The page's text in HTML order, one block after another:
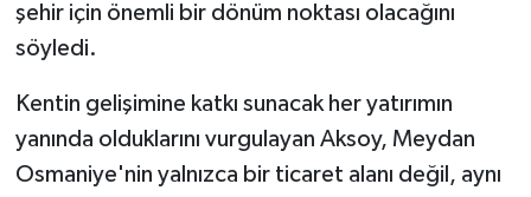
şehir için önemli bir dönüm noktası olacağını
söyledi.
Kentin gelişimine katkı sunacak her yatırımın
yanında olduklarını vurgulayan Aksoy, Meydan
Osmaniye'nin yalnızca bir ticaret alanı değil, aynı